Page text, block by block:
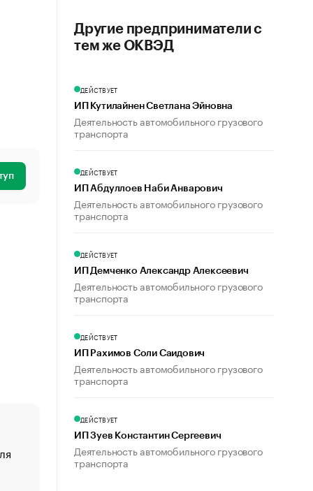
«От спорта тело стареет иначе». Как живет глава
создавшей GTA
Другие предприниматели с
тем же ОКВЭД
ДЕЙСТВУЕТ
ИП Кутилайнен Светлана Эйновна
Деятельность автомобильного грузового
транспорта
ДЕЙСТВУЕТ
ИП Абдуллоев Наби Анварович
Деятельность автомобильного грузового
транспорта
ДЕЙСТВУЕТ
ИП Демченко Александр Алексеевич
Деятельность автомобильного грузового
транспорта
ДЕЙСТВУЕТ
ИП Рахимов Соли Саидович
Деятельность автомобильного грузового
транспорта
ДЕЙСТВУЕТ
ИП Зуев Константин Сергеевич
Деятельность автомобильного грузового
транспорта